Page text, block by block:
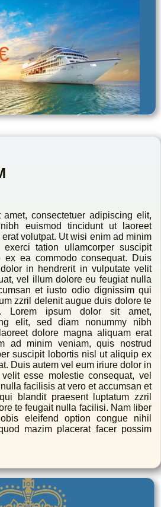
consectetuer adipiscing elit,
euismod tincidunt ut laoreet
volutpat. Ut wisi enim ad minim
tation ullamcorper suscipit
ex ea commodo consequat. Duis
in hendrerit in vulputate velit
vel illum dolore eu feugiat nulla
et iusto odio dignissim qui
zzril delenit augue duis dolore te
Lorem ipsum dolor sit amet,
elit, sed diam nonummy nibh
dolore magna aliquam erat
ad minim veniam, quis nostrud
suscipit lobortis nisl ut aliquip ex
Duis autem vel eum iriure dolor in
esse molestie consequat, vel
facilisis at vero et accumsan et
blandit praesent luptatum zzril
te feugait nulla facilisi. Nam liber
eleifend option congue nihil
mazim placerat facer possim